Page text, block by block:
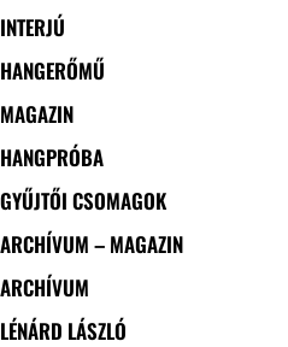
INTERJÚ
HANGERŐMŰ
MAGAZIN
HANGPRÓBA
GYŰJTŐI CSOMAGOK
ARCHÍVUM – MAGAZIN
ARCHÍVUM
LÉNÁRD LÁSZLÓ